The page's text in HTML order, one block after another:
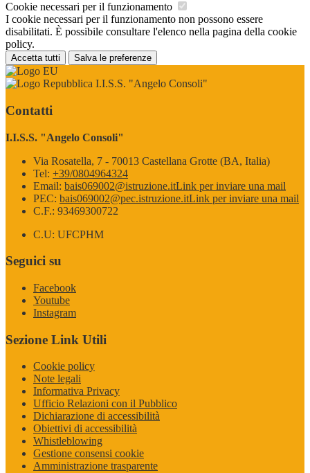
Cookie necessari per il funzionamento
I cookie necessari per il funzionamento non possono essere
disabilitati. È possibile consultare l'elenco nella pagina della cookie
policy.
Accetta tutti Salva le preferenze
I.I.S.S. "Angelo Consoli"
Contatti
I.I.S.S. "Angelo Consoli"
Via Rosatella, 7 - 70013 Castellana Grotte (BA, Italia)
Tel: +39/0804964324
Email: bais069002@istruzione.itLink per inviare una mail
PEC: bais069002@pec.istruzione.itLink per inviare una mail
C.F.: 93469300722
C.U: UFCPHM
Seguici su
Facebook
Youtube
Instagram
Sezione Link Utili
Cookie policy
Note legali
Informativa Privacy
Ufficio Relazioni con il Pubblico
Dichiarazione di accessibilità
Obiettivi di accessibilità
Whistleblowing
Gestione consensi cookie
Amministrazione trasparente